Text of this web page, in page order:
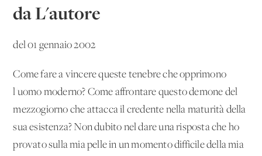
da L'autore
del 01 gennaio 2002
Come fare a vincere queste tenebre che opprimono
l'uomo moderno? Come affrontare questo demone del
mezzogiorno che attacca il credente nella maturità della
sua esistenza? Non dubito nel dare una risposta che ho
provato sulla mia pelle in un momento difficile della mia